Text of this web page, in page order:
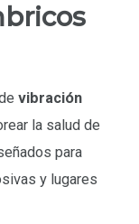
vibración
la salud de
para
y lugares